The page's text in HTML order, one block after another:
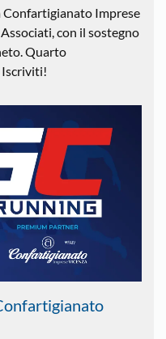
Confartigianato Imprese
con il sostegno
Quarto
Iscriviti!